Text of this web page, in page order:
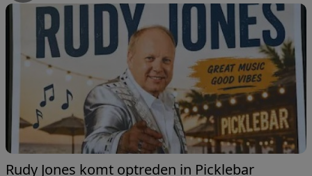
Rudy Jones komt optreden in Picklebar